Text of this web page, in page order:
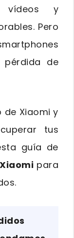
vídeos y
Pero
de
de Xiaomi y
tus
guía de
para